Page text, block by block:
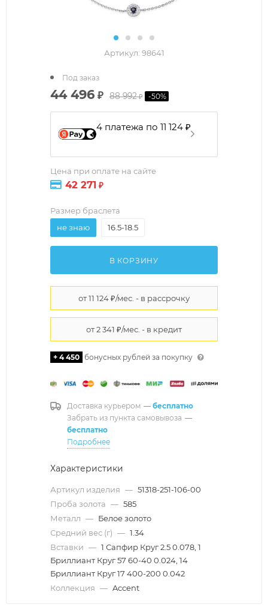
Артикул: 98641
44 496 ₽ 88 992₽ -50%
4 платежа по 11 124 ₽
Цена при оплате на сайте
42 271 ₽
Под заказ
Размер браслета
не знаю
16.5-18.5
В КОРЗИНУ
+ 4 450 бонусных рублей за покупку
Доставка курьером — бесплатно
Забрать из пункта самовывоза —
бесплатно
Подробнее
Характеристики
Артикул изделия — 51318-251-106-00
Проба золота — 585
Металл — Белое золото
Средний вес (г) — 1.34
Вставки — 1 Сапфир Круг 2.5 0.078, 1
Бриллиант Круг 57 60-40 0.024, 14
Бриллиант Круг 17 400-200 0.042
Коллекция — Accent